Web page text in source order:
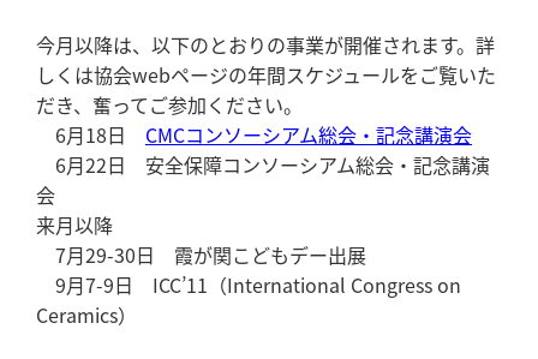
今月以降は、以下のとおりの事業が開催されます。詳
しくは協会webページの年間スケジュールをご覧いた
だき、奮ってご参加ください。
6月18日 CMCコンソーシアム総会・記念講演会
6月22日 安全保障コンソーシアム総会・記念講演
会
来月以降
7月29-30日 霞が関こどもデー出展
9月7-9日 ICC’11（International Congress on
Ceramics）